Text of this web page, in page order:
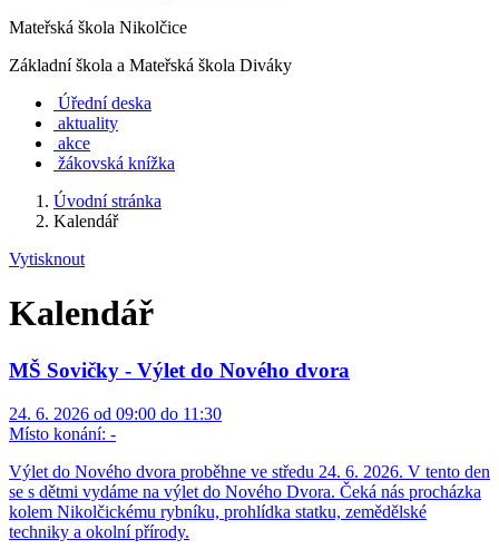
Mateřská škola Nikolčice
Základní škola a Mateřská škola Diváky
Úřední deska
aktuality
akce
žákovská knížka
Úvodní stránka
Kalendář
Vytisknout
Kalendář
MŠ Sovičky - Výlet do Nového dvora
24. 6. 2026 od 09:00 do 11:30
Místo konání: -
Výlet do Nového dvora proběhne ve středu 24. 6. 2026. V tento den
se s dětmi vydáme na výlet do Nového Dvora. Čeká nás procházka
kolem Nikolčickému rybníku, prohlídka statku, zemědělské
techniky a okolní přírody.